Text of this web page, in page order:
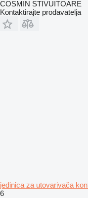
COSMIN STIVUITOARE
Kontaktirajte prodavatelja
jedinica za utovarivača
6